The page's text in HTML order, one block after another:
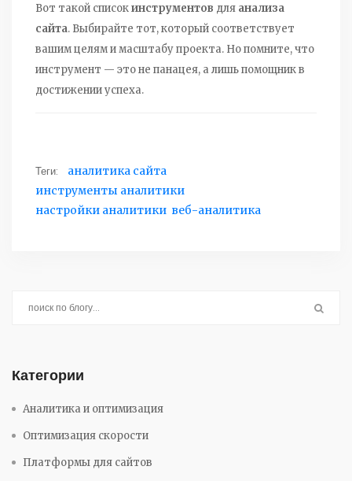
Вот такой списокинструментов для анализа
сайта. Выбирайте тот, который соответствует
вашим целям и масштабу проекта. Но помните, что
инструмент — это не панацея, а лишь помощник в
достижении успеха.
Теги:
аналитика сайта
инструменты аналитики
настройки аналитики веб-аналитика
Категории
Аналитика и оптимизация
Оптимизация скорости
Платформы для сайтов